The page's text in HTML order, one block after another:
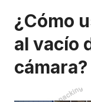
¿Cómo
al vacío
cámara?